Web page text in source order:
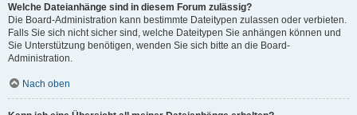
Welche Dateianhänge sind in diesem Forum zulässig?
Die Board-Administration kann bestimmte Dateitypen zulassen oder verbieten.
Falls Sie sich nicht sicher sind, welche Dateitypen Sie anhängen können und
Sie Unterstützung benötigen, wenden Sie sich bitte an die Board-
Administration.
Nach oben